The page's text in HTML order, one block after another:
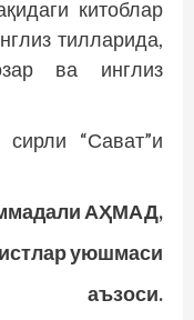
китоблар
тилларида,
ва инглиз
“Сават”и
АҲМАД,
уюшмаси
аъзоси.